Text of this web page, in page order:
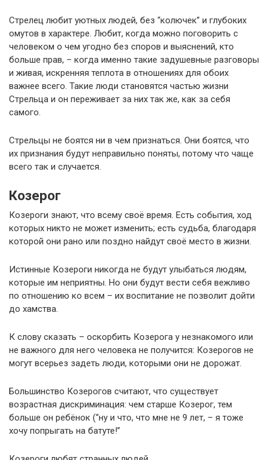
Стрелец любит уютных людей, без “колючек” и глубоких
омутов в характере. Любит, когда можно поговорить с
человеком о чем угодно без споров и выяснений, кто
больше прав, – когда именно такие задушевные разговоры
и живая, искренняя теплота в отношениях для обоих
важнее всего. Такие люди становятся частью жизни
Стрельца и он переживает за них так же, как за себя
самого.
Стрельцы не боятся ни в чем признаться. Они боятся, что
их признания будут неправильно поняты, потому что чаще
всего так и случается.
Козерог
Козероги знают, что всему своё время. Есть события, ход
которых никто не может изменить; есть судьба, благодаря
которой они рано или поздно найдут своё место в жизни.
Истинные Козероги никогда не будут улыбаться людям,
которые им неприятны. Но они будут вести себя вежливо
по отношению ко всем – их воспитание не позволит дойти
до хамства.
К слову сказать – оскорбить Козерога у незнакомого или
не важного для него человека не получится: Козерогов не
могут всерьез задеть люди, которыми они не дорожат.
Большинство Козерогов считают, что существует
возрастная дискриминация: чем старше Козерог, тем
больше он ребёнок (“ну и что, что мне не 9 лет, – я тоже
хочу попрыгать на батуте!”